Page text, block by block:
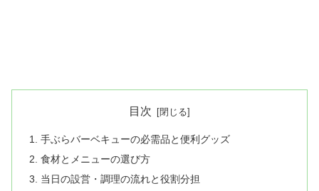
目次
手ぶらバーベキューの必需品と便利グッズ
食材とメニューの選び方
当日の設営・調理の流れと役割分担